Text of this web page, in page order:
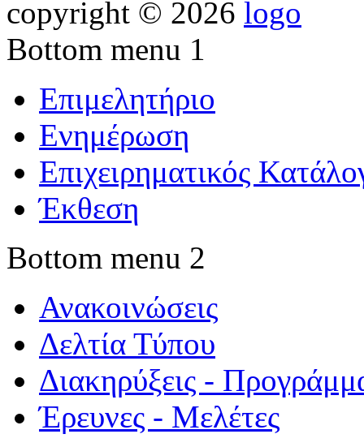
copyright © 2026
Bottom menu 1
Επιμελητήριο
Ενημέρωση
Επιχειρηματικός
Έκθεση
Bottom menu 2
Ανακοινώσεις
Δελτία Τύπου
Διακηρύξεις -
Έρευνες - Μελέτες